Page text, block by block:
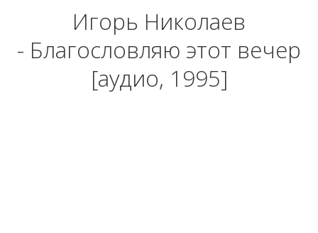
Игорь Николаев
- Благословляю этот вечер
[аудио, 1995]